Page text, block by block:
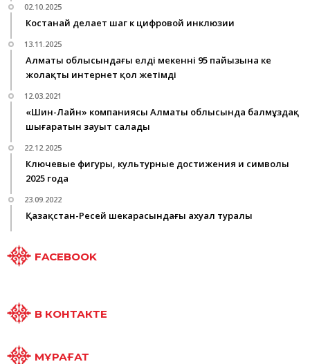
02.10.2025
Костанай делает шаг к цифровой инклюзии
13.11.2025
Алматы облысындағы елді мекеннің 95 пайызына кең
жолақты интернет қол жетімді
12.03.2021
«Шин-Лайн» компаниясы Алматы облысында балмұздақ
шығаратын зауыт салады
22.12.2025
Ключевые фигуры, культурные достижения и символы
2025 года
23.09.2022
Қазақстан-Ресей шекарасындағы ахуал туралы
FACEBOOK
В КОНТАКТЕ
МҰРАҒАТ